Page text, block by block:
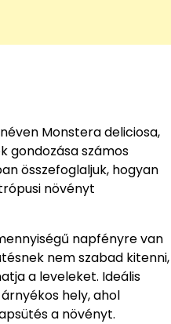
Monstera deliciosa,
gondozása számos
összefoglaljuk, hogyan
növényt
napfényre van
nem szabad kitenni,
a leveleket. Ideális
hely, ahol
a növényt.